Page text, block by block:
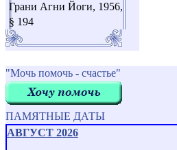
Грани Агни Йоги, 1956,
§ 194
"Мочь помочь - счастье"
ПАМЯТНЫЕ ДАТЫ
АВГУСТ 2026